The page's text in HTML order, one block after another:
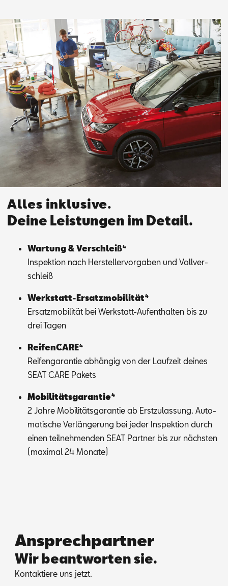
Alles inklusive.
Deine Leistungen im Detail.
War­tung & Ver­schlei­ß⁴
In­spek­ti­on nach Her­stel­ler­vor­ga­ben und Voll­ver­
schleiß
Werk­statt-Er­satz­mo­bi­li­tät⁴
Er­satz­mo­bi­li­tät bei Werk­statt-Auf­ent­hal­ten bis zu
drei Ta­gen
Rei­fen­CA­RE⁴
Rei­fen­ga­ran­tie ab­hän­gig von der Lauf­zeit dei­nes
SEAT CARE Pa­kets
Mo­bi­li­täts­ga­ran­tie⁴
2 Jah­re Mo­bi­li­täts­ga­ran­tie ab Erst­zu­las­sung. Au­to­
ma­ti­sche Ver­län­ge­rung bei je­der In­spek­ti­on durch
ei­nen teil­neh­men­den SEAT Part­ner bis zur nächs­ten
(ma­xi­mal 24 Mo­na­te)
Ansprechpartner
Wir beantworten sie.
Kon­tak­tie­re uns jetzt.